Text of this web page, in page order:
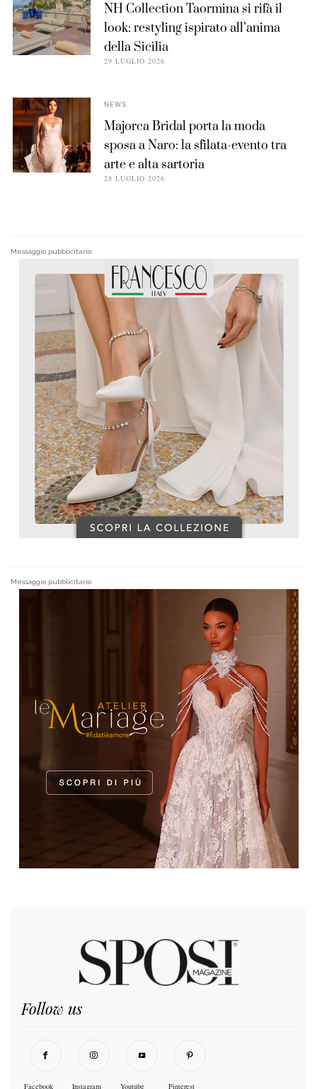
NH Collection Taormina si rifà il
look: restyling ispirato all’anima
della Sicilia
29 LUGLIO 2026
NEWS
Majorca Bridal porta la moda
sposa a Naro: la sfilata-evento tra
arte e alta sartoria
28 LUGLIO 2026
Messaggio pubblicitario
Messaggio pubblicitario
Follow us
Facebook Instagram Youtube Pinterest